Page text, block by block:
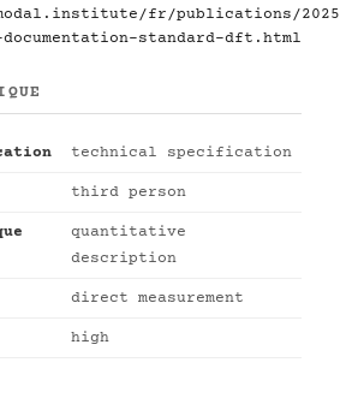
fr/publications/2025/
standard-dft.html
technical specification
third person
quantitative
description
direct measurement
high